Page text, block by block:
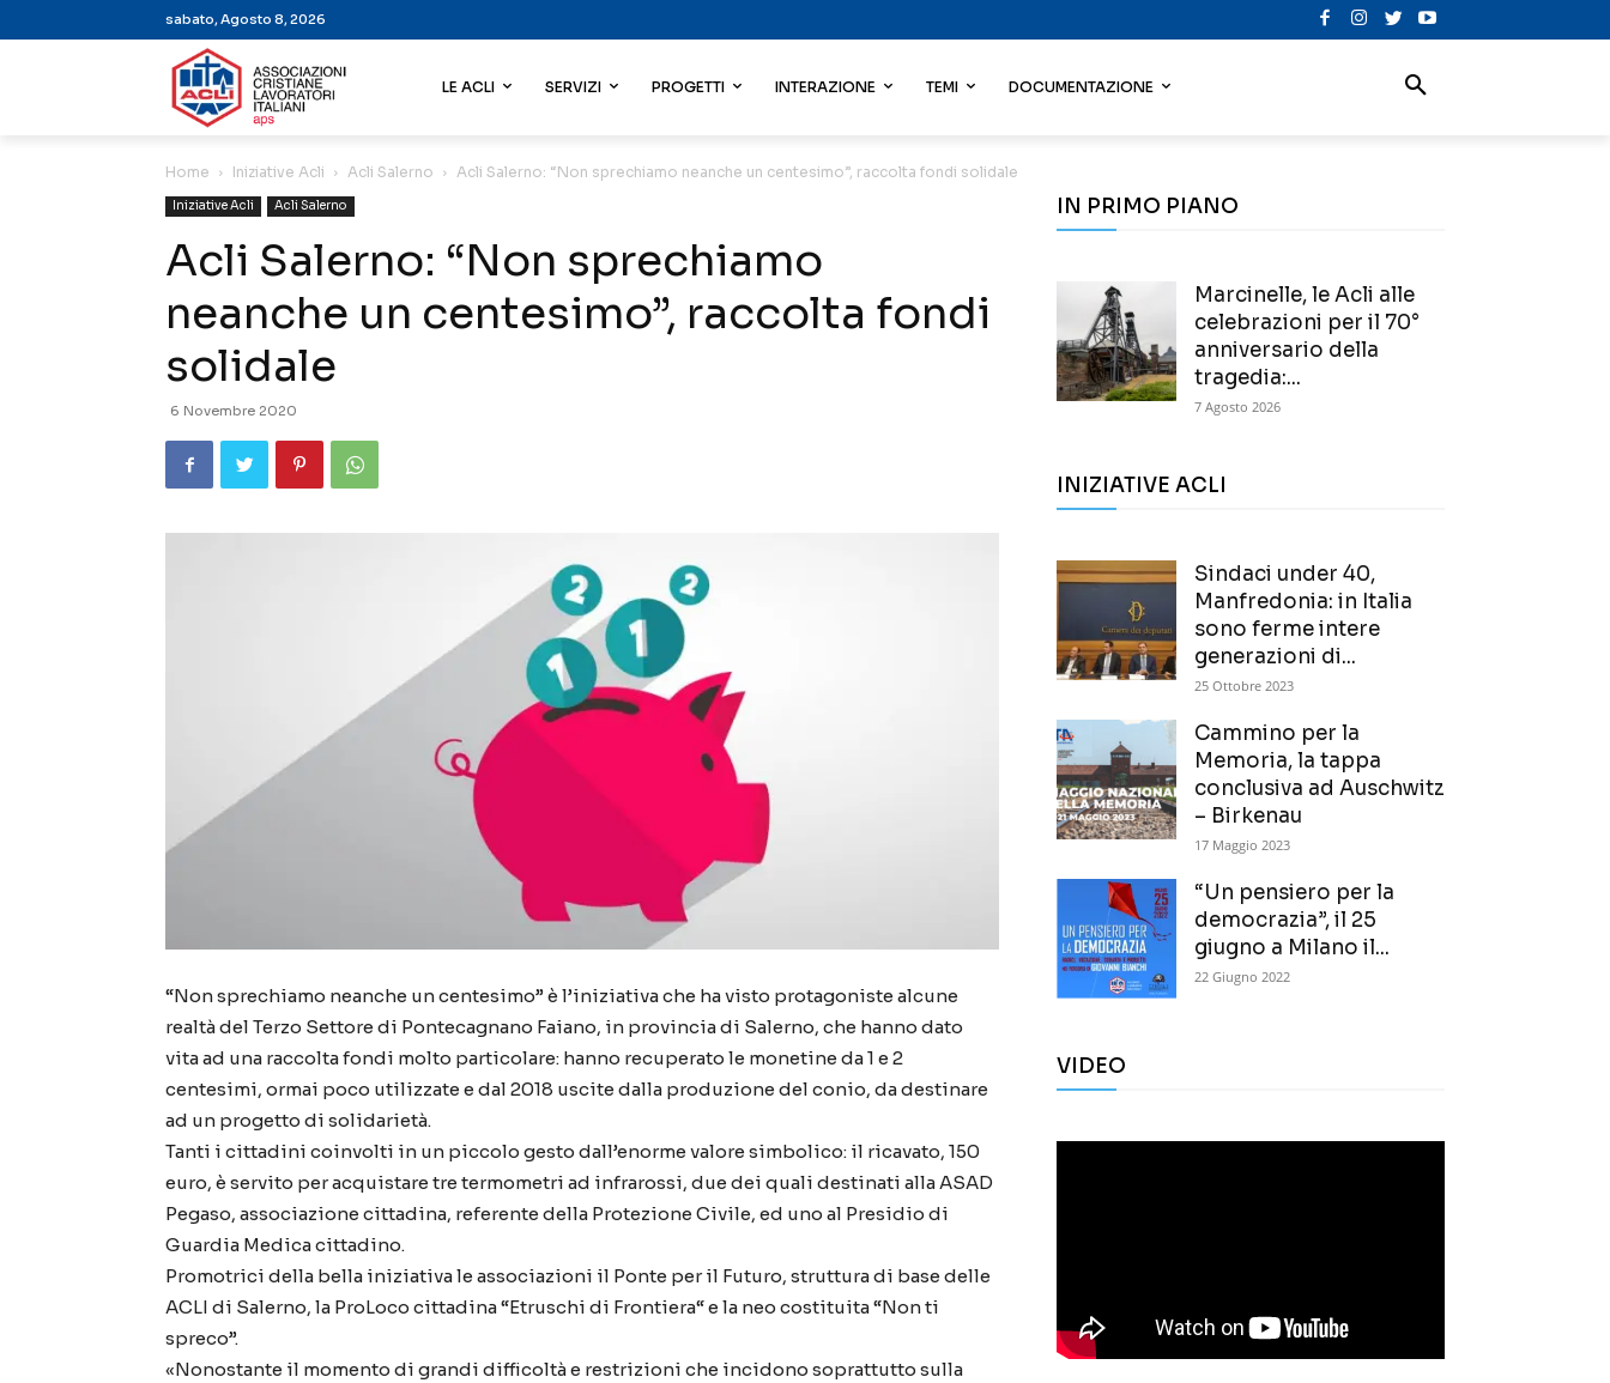
sabato, Agosto 8, 2026
LE ACLI SERVIZI PROGETTI INTERAZIONE TEMI DOCUMENTAZIONE
Home Iniziative Acli Acli Salerno Acli Salerno: “Non sprechiamo neanche un centesimo”, raccolta fondi solidale
Iniziative Acli Acli Salerno
Acli Salerno: “Non sprechiamo
neanche un centesimo”, raccolta fondi
solidale
6 Novembre 2020
“Non sprechiamo neanche un centesimo” è l’iniziativa che ha visto protagoniste alcune
realtà del Terzo Settore di Pontecagnano Faiano, in provincia di Salerno, che hanno dato
vita ad una raccolta fondi molto particolare: hanno recuperato le monetine da 1 e 2
centesimi, ormai poco utilizzate e dal 2018 uscite dalla produzione del conio, da destinare
ad un progetto di solidarietà.
Tanti i cittadini coinvolti in un piccolo gesto dall’enorme valore simbolico: il ricavato, 150
euro, è servito per acquistare tre termometri ad infrarossi, due dei quali destinati alla ASAD
Pegaso, associazione cittadina, referente della Protezione Civile, ed uno al Presidio di
Guardia Medica cittadino.
Promotrici della bella iniziativa le associazioni il Ponte per il Futuro, struttura di base delle
ACLI di Salerno, la ProLoco cittadina “Etruschi di Frontiera“ e la neo costituita “Non ti
spreco”.
«Nonostante il momento di grandi difficoltà e restrizioni che incidono soprattutto sulla
IN PRIMO PIANO
Marcinelle, le Acli alle
celebrazioni per il 70°
anniversario della
tragedia:...
7 Agosto 2026
INIZIATIVE ACLI
Sindaci under 40,
Manfredonia: in Italia
sono ferme intere
generazioni di...
25 Ottobre 2023
Cammino per la
Memoria, la tappa
conclusiva ad Auschwitz
– Birkenau
17 Maggio 2023
“Un pensiero per la
democrazia”, il 25
giugno a Milano il...
22 Giugno 2022
VIDEO